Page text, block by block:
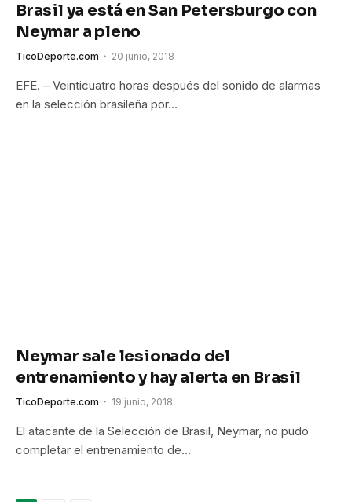
Brasil ya está en San Petersburgo con
Neymar a pleno
TicoDeporte.com 20 junio, 2018
EFE. – Veinticuatro horas después del sonido de alarmas
en la selección brasileña por…
Neymar sale lesionado del
entrenamiento y hay alerta en Brasil
TicoDeporte.com 19 junio, 2018
El atacante de la Selección de Brasil, Neymar, no pudo
completar el entrenamiento de…